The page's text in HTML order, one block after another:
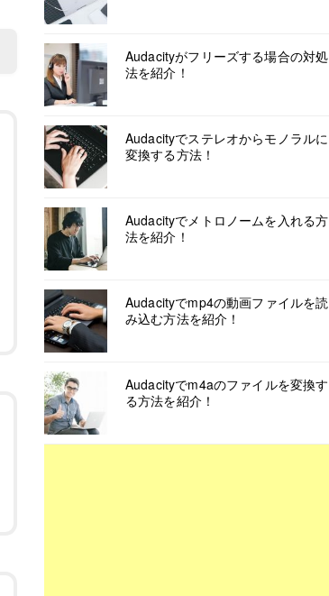
Audacityがフリーズする場合の対処
法を紹介！
Audacityでステレオからモノラルに
変換する方法！
Audacityでメトロノームを入れる方
法を紹介！
Audacityでmp4の動画ファイルを読
み込む方法を紹介！
Audacityでm4aのファイルを変換す
る方法を紹介！